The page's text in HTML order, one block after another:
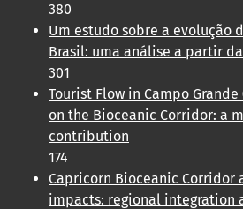
380
Um estudo sobre a evolução
Brasil: uma análise a partir
301
Tourist Flow in Campo
on the Bioceanic Corridor: a
contribution
174
Capricorn Bioceanic
impacts: regional integration